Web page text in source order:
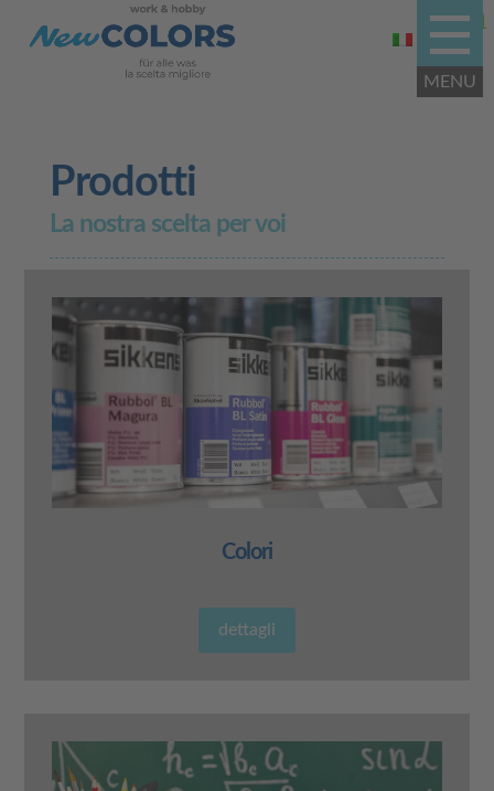
Prodotti
La nostra scelta per voi
Colori
dettagli